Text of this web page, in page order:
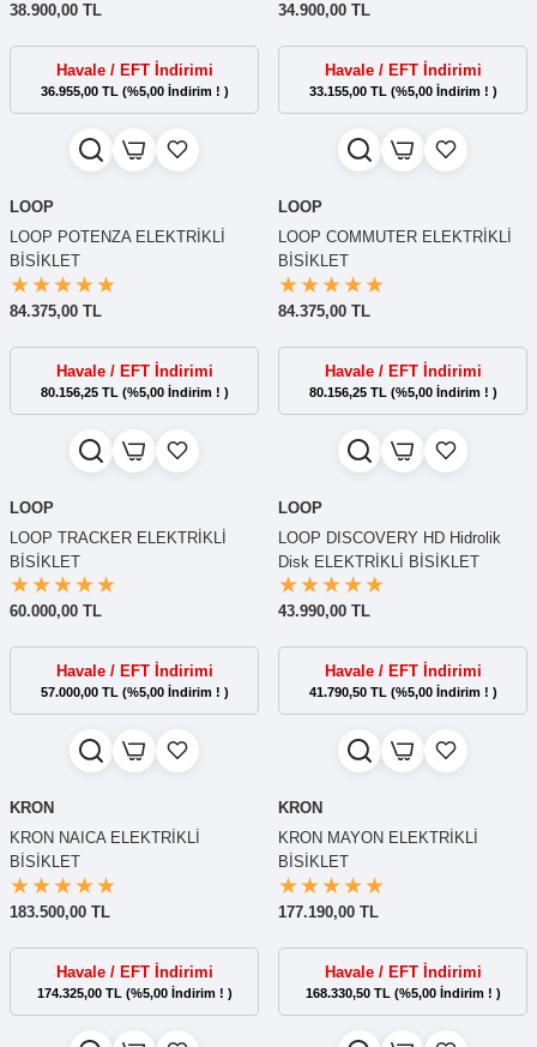
38.900,00 TL
Havale / EFT İndirimi
36.955,00 TL (%5,00 İndirim ! )
34.900,00 TL
Havale / EFT İndirimi
33.155,00 TL (%5,00 İndirim ! )
LOOP
LOOP POTENZA ELEKTRİKLİ
BİSİKLET
84.375,00 TL
Havale / EFT İndirimi
80.156,25 TL (%5,00 İndirim ! )
LOOP
LOOP COMMUTER ELEKTRİKLİ
BİSİKLET
84.375,00 TL
Havale / EFT İndirimi
80.156,25 TL (%5,00 İndirim ! )
LOOP
LOOP TRACKER ELEKTRİKLİ
BİSİKLET
60.000,00 TL
Havale / EFT İndirimi
57.000,00 TL (%5,00 İndirim ! )
LOOP
LOOP DISCOVERY HD Hidrolik
Disk ELEKTRİKLİ BİSİKLET
43.990,00 TL
Havale / EFT İndirimi
41.790,50 TL (%5,00 İndirim ! )
KRON
KRON NAICA ELEKTRİKLİ
BİSİKLET
183.500,00 TL
Havale / EFT İndirimi
174.325,00 TL (%5,00 İndirim ! )
KRON
KRON MAYON ELEKTRİKLİ
BİSİKLET
177.190,00 TL
Havale / EFT İndirimi
168.330,50 TL (%5,00 İndirim ! )